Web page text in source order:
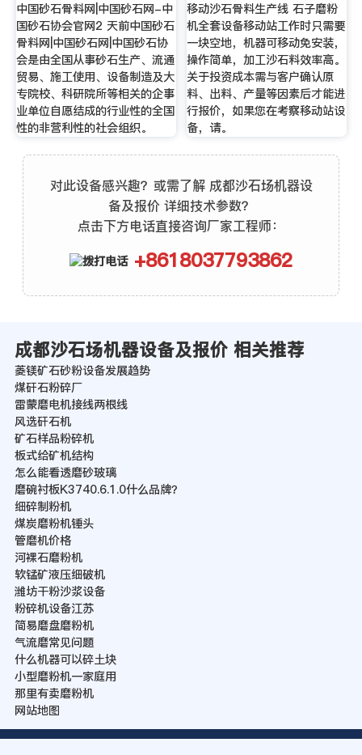
中国砂石骨料网|中国砂石网-中
国砂石协会官网2 天前中国砂石
骨料网|中国砂石网|中国砂石协
会是由全国从事砂石生产、流通
贸易、施工使用、设备制造及大
专院校、科研院所等相关的企事
业单位自愿结成的行业性的全国
性的非营利性的社会组织。
移动沙石骨料生产线 石子磨粉
机全套设备移动站工作时只需要
一块空地，机器可移动免安装，
操作简单，加工沙石料效率高。
关于投资成本需与客户确认原
料、出料、产量等因素后才能进
行报价，如果您在考察移动站设
备，请。
对此设备感兴趣？或需了解 成都沙石场机器设
备及报价 详细技术参数？
点击下方电话直接咨询厂家工程师：
+8618037793862
成都沙石场机器设备及报价 相关推荐
菱镁矿石砂粉设备发展趋势
煤矸石粉碎厂
雷蒙磨电机接线两根线
风选矸石机
矿石样品粉碎机
板式给矿机结构
怎么能看透磨砂玻璃
磨碗衬板K3740.6.1.0什么品牌？
细碎制粉机
煤炭磨粉机锤头
管磨机价格
河裸石磨粉机
软锰矿液压细破机
潍坊干粉沙浆设备
粉碎机设备江苏
简易磨盘磨粉机
气流磨常见问题
什么机器可以碎土块
小型磨粉机一家庭用
那里有卖磨粉机
网站地图